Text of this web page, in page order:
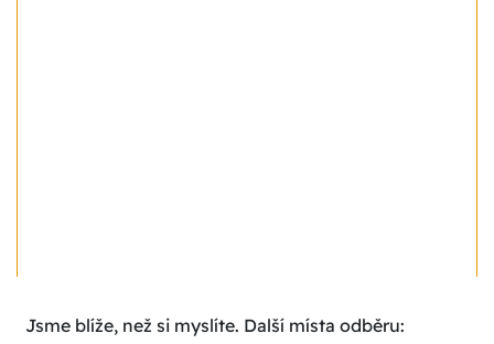
Jsme blíže, než si myslíte. Další místa odběru: